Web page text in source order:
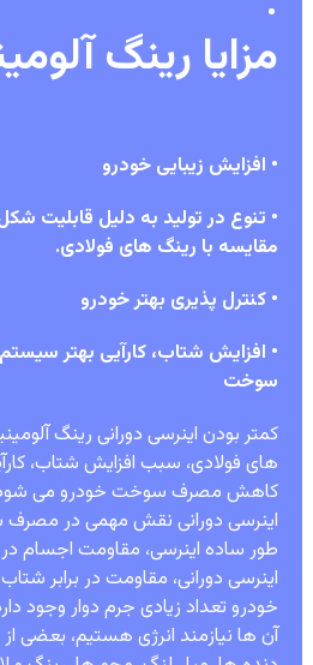
مزایا رینگ
• افزایش زیبایی خودرو
• تنوع در تولید به دلیل قابلیت
مقایسه با رینگ های فولادی.
• کنترل پذیری بهتر خودرو
• افزایش شتاب، کارآیی بهتر
سوخت
کمتر بودن اینرسی دورانی رینگ
های فولادی، سبب افزایش شتاب،
کاهش مصرف سوخت خودرو می شود.
اینرسی دورانی نقش مهمی در مصرف
طور ساده اینرسی، مقاومت اجسام در
اینرسی دورانی، مقاومت در برابر
خودرو تعداد زیادی جرم دوار وجود
آن ها نیازمند انرژی هستیم، بعضی